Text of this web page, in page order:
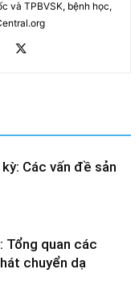
và TPBVSK, bệnh học,
Các vấn đề sản
Tổng quan các
chuyển dạ